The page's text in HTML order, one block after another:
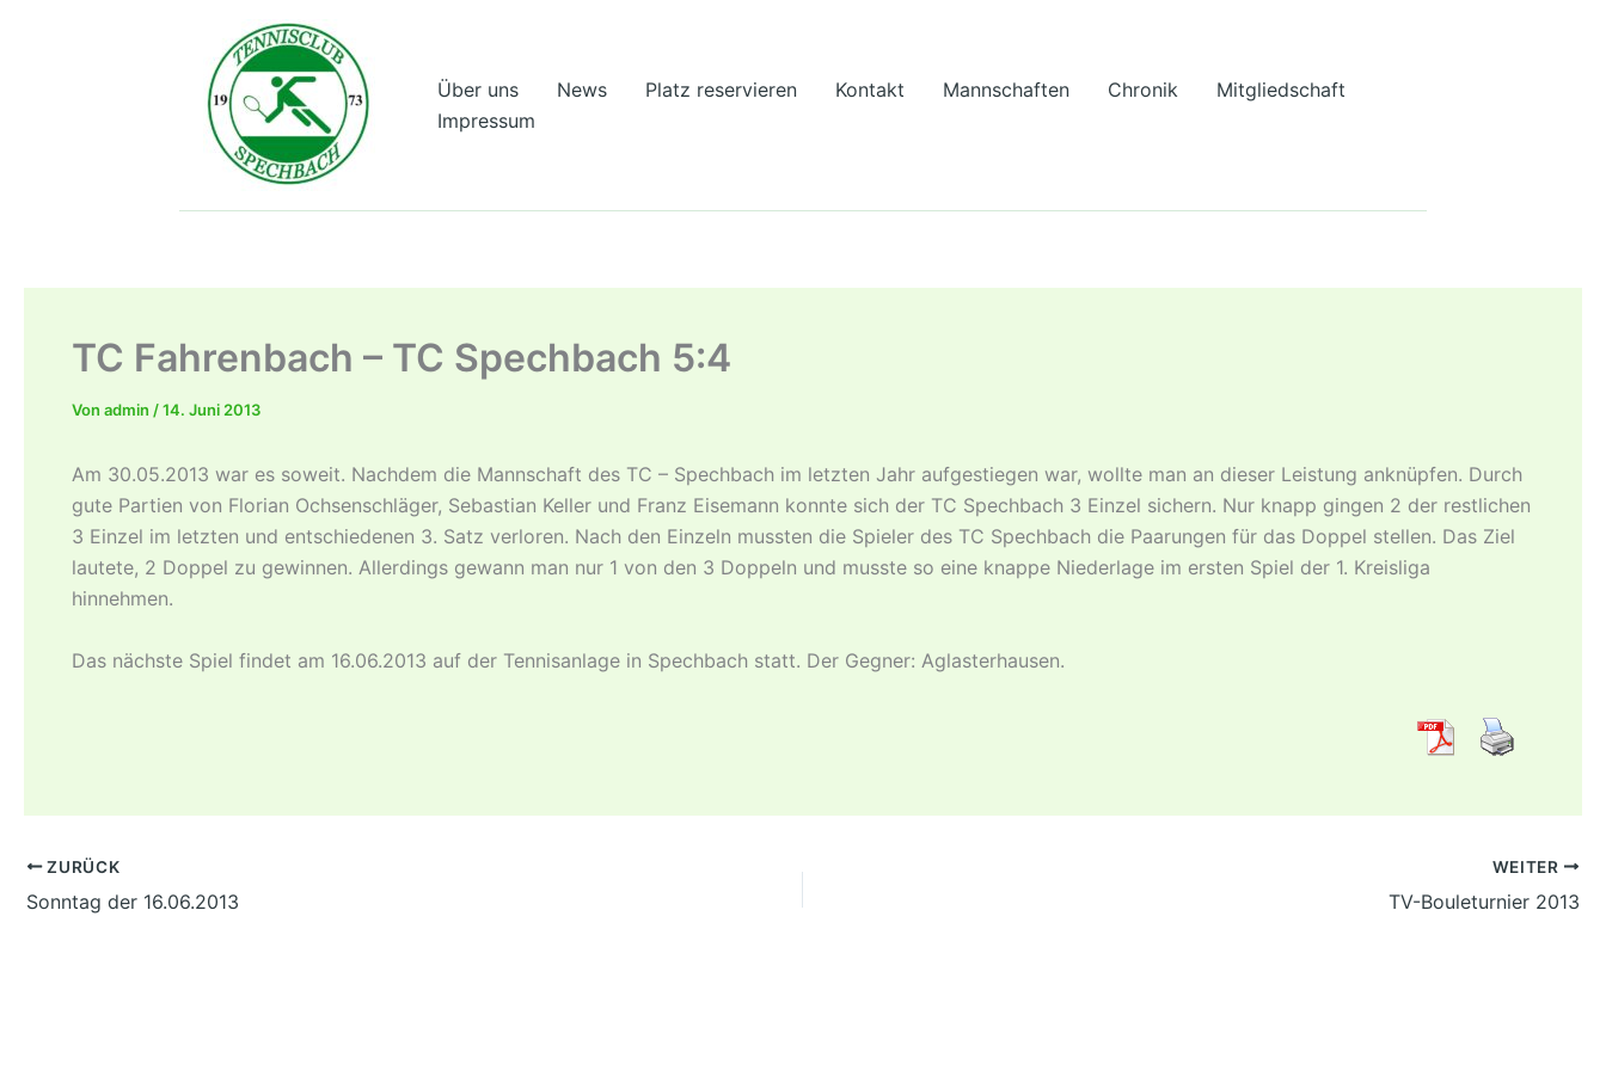
Über uns News Platz reservieren Kontakt Mannschaften Chronik
Mitgliedschaft
Impressum
TC Fahrenbach – TC Spechbach 5:4
Von admin /14. Juni 2013
Am 30.05.2013 war es soweit. Nachdem die Mannschaft des TC – Spechbach im letzten Jahr aufgestiegen war, wollte man an dieser Leistung anknüpfen. Durch
gute Partien von Florian Ochsenschläger, Sebastian Keller und Franz Eisemann konnte sich der TC Spechbach 3 Einzel sichern. Nur knapp gingen 2 der restlichen
3 Einzel im letzten und entschiedenen 3. Satz verloren. Nach den Einzeln mussten die Spieler des TC Spechbach die Paarungen für das Doppel stellen. Das Ziel
lautete, 2 Doppel zu gewinnen. Allerdings gewann man nur 1 von den 3 Doppeln und musste so eine knappe Niederlage im ersten Spiel der 1. Kreisliga
hinnehmen.
Das nächste Spiel findet am 16.06.2013 auf der Tennisanlage in Spechbach statt. Der Gegner: Aglasterhausen.
ZURÜCK
Sonntag der 16.06.2013
WEITER
TV-Bouleturnier 2013